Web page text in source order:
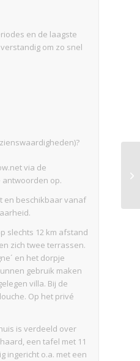
en de laagste
om zo snel
via de
op.
en beschikbaar vanaf
slechts 12 km afstand
zich twee terrassen.
en het dorpje
gebruik maken
villa. Bij de
Op het privé
is verdeeld over
een tafel met 11
ingericht o.a. met een